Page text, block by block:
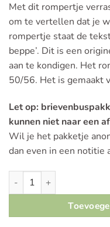
Met dit rompertje
om te vertellen dat je
rompertje staat de
beppe’. Dit is een
aan te kondigen. Het
50/56. Het is gemaakt
Let op:
kunnen niet naar een
Wil je het pakketje
dan even in een notitie
Romper | Jimme wurde